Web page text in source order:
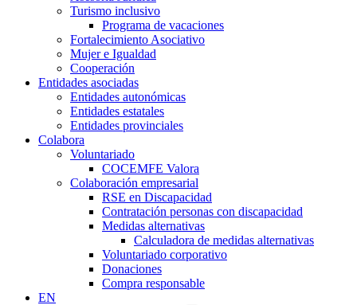
Turismo inclusivo
Programa de vacaciones
Fortalecimiento Asociativo
Mujer e Igualdad
Cooperación
Entidades asociadas
Entidades autonómicas
Entidades estatales
Entidades provinciales
Colabora
Voluntariado
COCEMFE Valora
Colaboración empresarial
RSE en Discapacidad
Contratación personas con discapacidad
Medidas alternativas
Calculadora de medidas alternativas
Voluntariado corporativo
Donaciones
Compra responsable
EN